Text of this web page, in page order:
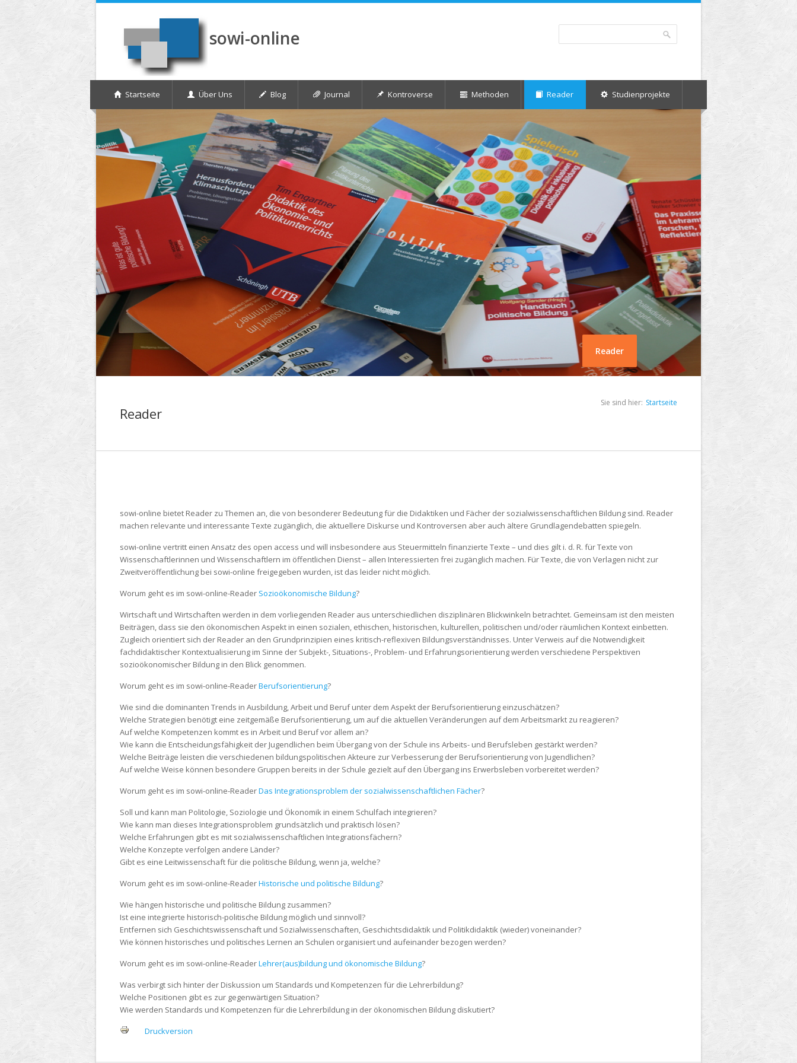
Direkt zum Inhalt
sowi-online Suchformular
Startseite Über Uns Blog Journal Kontroverse Methoden Reader Studienprojekte
Reader
Reader
Sie sind hier: Startseite
sowi-online bietet Reader zu Themen an, die von besonderer Bedeutung für die Didaktiken und Fächer der sozialwissenschaftlichen Bildung sind. Reader
machen relevante und interessante Texte zugänglich, die aktuellere Diskurse und Kontroversen aber auch ältere Grundlagendebatten spiegeln.
sowi-online vertritt einen Ansatz des open access und will insbesondere aus Steuermitteln finanzierte Texte – und dies gilt i. d. R. für Texte von
Wissenschaftlerinnen und Wissenschaftlern im öffentlichen Dienst – allen Interessierten frei zugänglich machen. Für Texte, die von Verlagen nicht zur
Zweitveröffentlichung bei sowi-online freigegeben wurden, ist das leider nicht möglich.
Worum geht es im sowi-online-Reader Sozioökonomische Bildung?
Wirtschaft und Wirtschaften werden in dem vorliegenden Reader aus unterschiedlichen disziplinären Blickwinkeln betrachtet. Gemeinsam ist den meisten
Beiträgen, dass sie den ökonomischen Aspekt in einen sozialen, ethischen, historischen, kulturellen, politischen und/oder räumlichen Kontext einbetten.
Zugleich orientiert sich der Reader an den Grundprinzipien eines kritisch-reflexiven Bildungsverständnisses. Unter Verweis auf die Notwendigkeit
fachdidaktischer Kontextualisierung im Sinne der Subjekt-, Situations-, Problem- und Erfahrungsorientierung werden verschiedene Perspektiven
sozioökonomischer Bildung in den Blick genommen.
Worum geht es im sowi-online-ReaderBerufsorientierung?
Wie sind die dominanten Trends in Ausbildung, Arbeit und Beruf unter dem Aspekt der Berufsorientierung einzuschätzen?
Welche Strategien benötigt eine zeitgemäße Berufsorientierung, um auf die aktuellen Veränderungen auf dem Arbeitsmarkt zu reagieren?
Auf welche Kompetenzen kommt es in Arbeit und Beruf vor allem an?
Wie kann die Entscheidungsfähigkeit der Jugendlichen beim Übergang von der Schule ins Arbeits- und Berufsleben gestärkt werden?
Welche Beiträge leisten die verschiedenen bildungspolitischen Akteure zur Verbesserung der Berufsorientierung von Jugendlichen?
Auf welche Weise können besondere Gruppen bereits in der Schule gezielt auf den Übergang ins Erwerbsleben vorbereitet werden?
Worum geht es im sowi-online-ReaderDas Integrationsproblem der sozialwissenschaftlichen Fächer?
Soll und kann man Politologie, Soziologie und Ökonomik in einem Schulfach integrieren?
Wie kann man dieses Integrationsproblem grundsätzlich und praktisch lösen?
Welche Erfahrungen gibt es mit sozialwissenschaftlichen Integrationsfächern?
Welche Konzepte verfolgen andere Länder?
Gibt es eine Leitwissenschaft für die politische Bildung, wenn ja, welche?
Worum geht es im sowi-online-ReaderHistorische und politische Bildung?
Wie hängen historische und politische Bildung zusammen?
Ist eine integrierte historisch-politische Bildung möglich und sinnvoll?
Entfernen sich Geschichtswissenschaft und Sozialwissenschaften, Geschichtsdidaktik und Politikdidaktik (wieder) voneinander?
Wie können historisches und politisches Lernen an Schulen organisiert und aufeinander bezogen werden?
Worum geht es im sowi-online-ReaderLehrer(aus)bildung und ökonomische Bildung?
Was verbirgt sich hinter der Diskussion um Standards und Kompetenzen für die Lehrerbildung?
Welche Positionen gibt es zur gegenwärtigen Situation?
Wie werden Standards und Kompetenzen für die Lehrerbildung in der ökonomischen Bildung diskutiert?
Druckversion